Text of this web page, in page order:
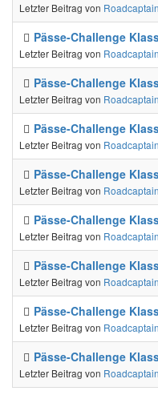
Letzter Beitrag von Roadcaptain
Pässe-Challenge
Letzter Beitrag von Roadcaptain
Pässe-Challenge
Letzter Beitrag von Roadcaptain
Pässe-Challenge
Letzter Beitrag von Roadcaptain
Pässe-Challenge
Letzter Beitrag von Roadcaptain
Pässe-Challenge
Letzter Beitrag von Roadcaptain
Pässe-Challenge
Letzter Beitrag von Roadcaptain
Pässe-Challenge
Letzter Beitrag von Roadcaptain
Pässe-Challenge
Letzter Beitrag von Roadcaptain